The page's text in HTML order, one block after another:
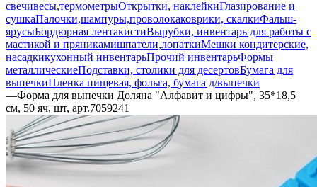
свечивесы,термометрыОткрытки, наклейкиГлазирование и
сушкаПалочки,шампуры,проволокаковрики, скалкиФальш-
ярусыБордюрная лентакистиВырубки, инвентарь для работы с
мастикой и пряникамишпатели,лопаткиМешки кондитерские,
насадкикухонный инвентарьПрочий инвентарьФормы
металлическиеПодставки, столики для десертовБумага для
выпечкиПленка пищевая, фольга, бумага д/выпечки
—Форма для выпечки Доляна "Алфавит и цифры", 35*18,5
см, 50 яч, шт, арт.7059241